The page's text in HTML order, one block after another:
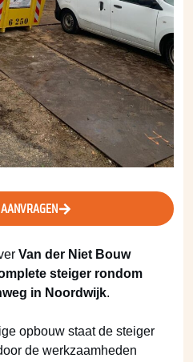
Van der Niet Bouw
steiger rondom
in Noordwijk.
opbouw staat de steiger
de werkzaamheden